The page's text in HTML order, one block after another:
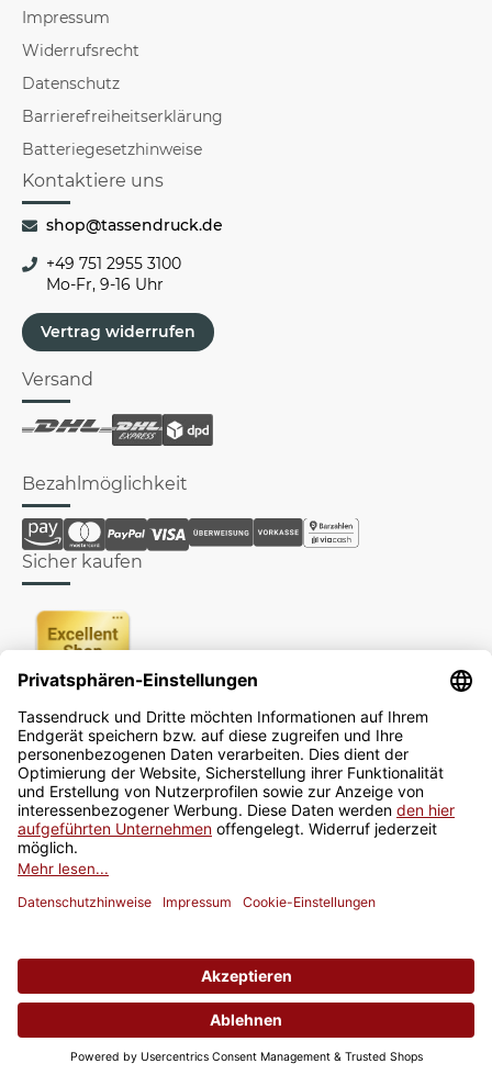
Impressum
Widerrufsrecht
Datenschutz
Barrierefreiheitserklärung
Batteriegesetzhinweise
Kontaktiere uns
shop@tassendruck.de
+49 751 2955 3100
Mo-Fr, 9-16 Uhr
Vertrag widerrufen
Versand
Bezahlmöglichkeit
Sicher kaufen
Newsletter